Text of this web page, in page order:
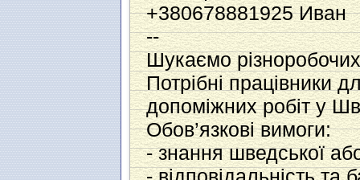
+380678881925 Иван
--
Шукаємо
Потрібні працівники
допоміжних робіт у
Обов’язкові вимоги:
- знання шведської